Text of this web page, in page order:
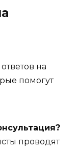
на
помогут
проводят